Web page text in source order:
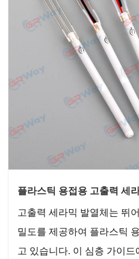
플라스틱 용접용 고출력 세
고출력 세라믹 발열체는 뛰
밀도를 제공하여 플라스틱
고 있습니다. 이 심층 가이